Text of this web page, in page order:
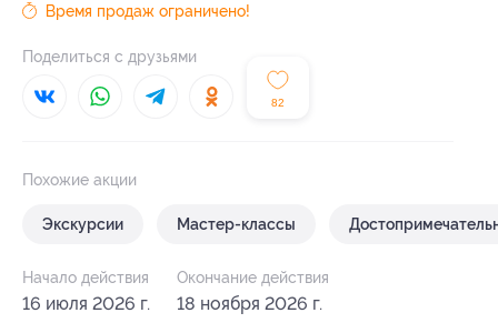
82
Время продаж ограничено!
Поделиться с друзьями
Похожие акции
Экскурсии Мастер-классы
Начало действия
16 июля 2026 г.
Окончание действия
18 ноября 2026 г.